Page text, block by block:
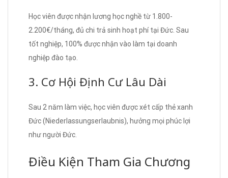
Học viên được nhận lương học nghề từ 1.800-
2.200€/tháng, đủ chi trả sinh hoạt phí tại Đức. Sau
tốt nghiệp, 100% được nhận vào làm tại doanh
nghiệp đào tạo.
3. Cơ Hội Định Cư Lâu Dài
Sau 2 năm làm việc, học viên được xét cấp thẻ xanh
Đức (Niederlassungserlaubnis), hưởng mọi phúc lợi
như người Đức.
Điều Kiện Tham Gia Chương